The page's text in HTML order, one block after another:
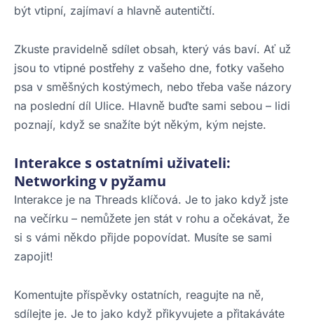
být vtipní, zajímaví a hlavně autentičtí.
Zkuste pravidelně sdílet obsah, který vás baví. Ať už
jsou to vtipné postřehy z vašeho dne, fotky vašeho
psa v směšných kostýmech, nebo třeba vaše názory
na poslední díl Ulice. Hlavně buďte sami sebou – lidi
poznají, když se snažíte být někým, kým nejste.
Interakce s ostatními uživateli:
Networking v pyžamu
Interakce je na Threads klíčová. Je to jako když jste
na večírku – nemůžete jen stát v rohu a očekávat, že
si s vámi někdo přijde popovídat. Musíte se sami
zapojit!
Komentujte příspěvky ostatních, reagujte na ně,
sdílejte je. Je to jako když přikyvujete a přitakáváte